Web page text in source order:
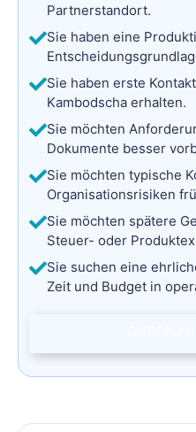
Partnerstandort.
Sie haben eine
Sie haben erste
Kambodscha erhalten.
Sie möchten
Dokumente besser
Sie möchten typische
Organisationsrisiken
Sie möchten spätere
Steuer- oder
Sie suchen eine
Zeit und Budget in